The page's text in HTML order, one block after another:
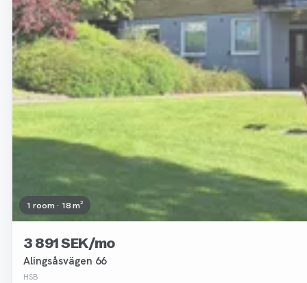
1 room · 18 m²
3 891 SEK/mo
Alingsåsvägen 66
HSB